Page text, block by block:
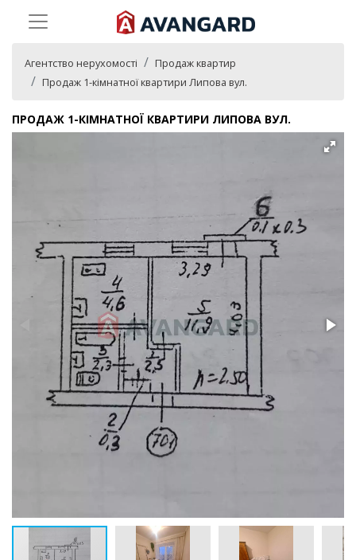
Агентство нерухомості
Продаж квартир
Продаж 1-кімнатної квартири Липова вул.
ПРОДАЖ 1-КІМНАТНОЇ КВАРТИРИ ЛИПОВА ВУЛ.